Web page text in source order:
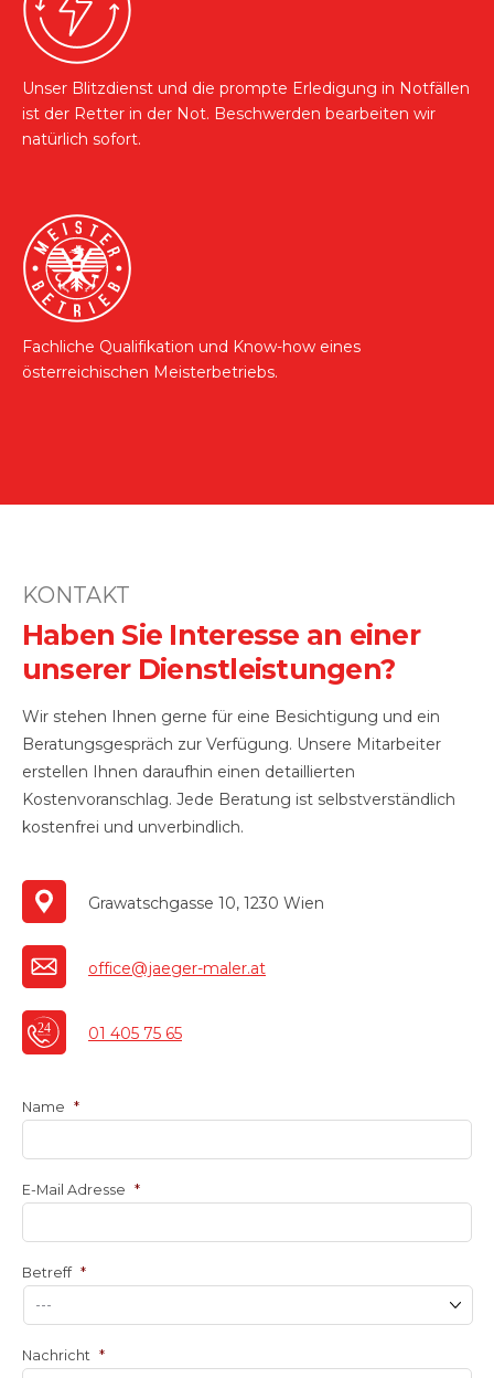
Unser Blitzdienst und die prompte Erledigung in Notfällen
ist der Retter in der Not. Beschwerden bearbeiten wir
natürlich sofort.
Fachliche Qualifikation und Know-how eines
österreichischen Meisterbetriebs.
KONTAKT
Haben Sie Interesse an einer
unserer Dienstleistungen?
Wir stehen Ihnen gerne für eine Besichtigung und ein
Beratungsgespräch zur Verfügung. Unsere Mitarbeiter
erstellen Ihnen daraufhin einen detaillierten
Kostenvoranschlag. Jede Beratung ist selbstverständlich
kostenfrei und unverbindlich.
Grawatschgasse 10, 1230 Wien
office@jaeger-maler.at
01 405 75 65
Name *
E-Mail Adresse *
Betreff *
Nachricht *